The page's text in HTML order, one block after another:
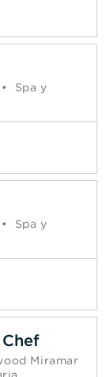
•
Spa y
•
Spa y
Miramar